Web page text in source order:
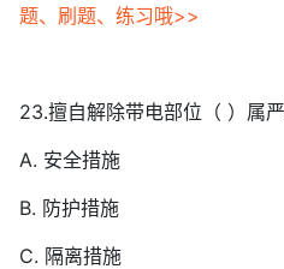
题、刷题、练习哦>>
23.擅自解除带电部位（ ）属严
A. 安全措施
B. 防护措施
C. 隔离措施